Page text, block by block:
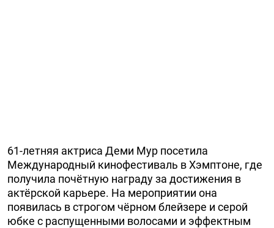
61-летняя актриса Деми Мур посетила
Международный кинофестиваль в Хэмптоне, где
получила почётную награду за достижения в
актёрской карьере. На мероприятии она
появилась в строгом чёрном блейзере и серой
юбке с распущенными волосами и эффектным